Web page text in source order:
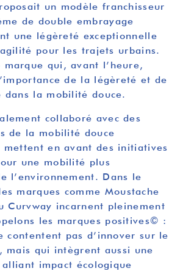
un modèle franchisseur
de double embrayage
une légèreté exceptionnelle
pour les trajets urbains.
marque qui, avant l’heure,
de la légèreté et de
dans la mobilité douce.
collaboré avec des
de la mobilité douce
mettent en avant des initiatives
une mobilité plus
l’environnement. Dans le
marques comme Moustache
Curvway incarnent pleinement
les marques positives© :
contentent pas d’innover sur le
mais qui intègrent aussi une
impact écologique